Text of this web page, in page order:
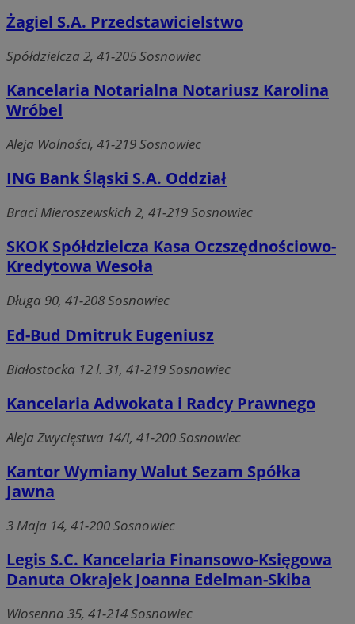
Żagiel S.A. Przedstawicielstwo
Spółdzielcza 2, 41-205 Sosnowiec
Kancelaria Notarialna Notariusz Karolina
Wróbel
Aleja Wolności, 41-219 Sosnowiec
ING Bank Śląski S.A. Oddział
Braci Mieroszewskich 2, 41-219 Sosnowiec
SKOK Spółdzielcza Kasa Oczszędnościowo-
Kredytowa Wesoła
Długa 90, 41-208 Sosnowiec
Ed-Bud Dmitruk Eugeniusz
Białostocka 12 l. 31, 41-219 Sosnowiec
Kancelaria Adwokata i Radcy Prawnego
Aleja Zwycięstwa 14/I, 41-200 Sosnowiec
Kantor Wymiany Walut Sezam Spółka
Jawna
3 Maja 14, 41-200 Sosnowiec
Legis S.C. Kancelaria Finansowo-Księgowa
Danuta Okrajek Joanna Edelman-Skiba
Wiosenna 35, 41-214 Sosnowiec